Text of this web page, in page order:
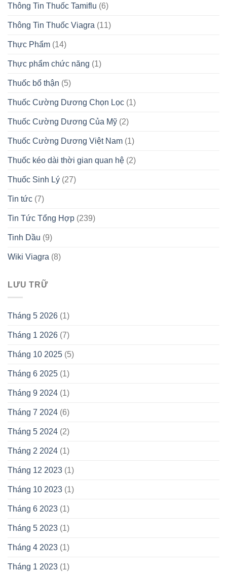
Thông Tin Thuốc Tamiflu (6)
Thông Tin Thuốc Viagra (11)
Thực Phẩm (14)
Thực phẩm chức năng (1)
Thuốc bổ thận (5)
Thuốc Cường Dương Chọn Lọc (1)
Thuốc Cường Dương Của Mỹ (2)
Thuốc Cường Dương Việt Nam (1)
Thuốc kéo dài thời gian quan hệ (2)
Thuốc Sinh Lý (27)
Tin tức (7)
Tin Tức Tổng Hợp (239)
Tinh Dầu (9)
Wiki Viagra (8)
LƯU TRỮ
Tháng 5 2026 (1)
Tháng 1 2026 (7)
Tháng 10 2025 (5)
Tháng 6 2025 (1)
Tháng 9 2024 (1)
Tháng 7 2024 (6)
Tháng 5 2024 (2)
Tháng 2 2024 (1)
Tháng 12 2023 (1)
Tháng 10 2023 (1)
Tháng 6 2023 (1)
Tháng 5 2023 (1)
Tháng 4 2023 (1)
Tháng 1 2023 (1)